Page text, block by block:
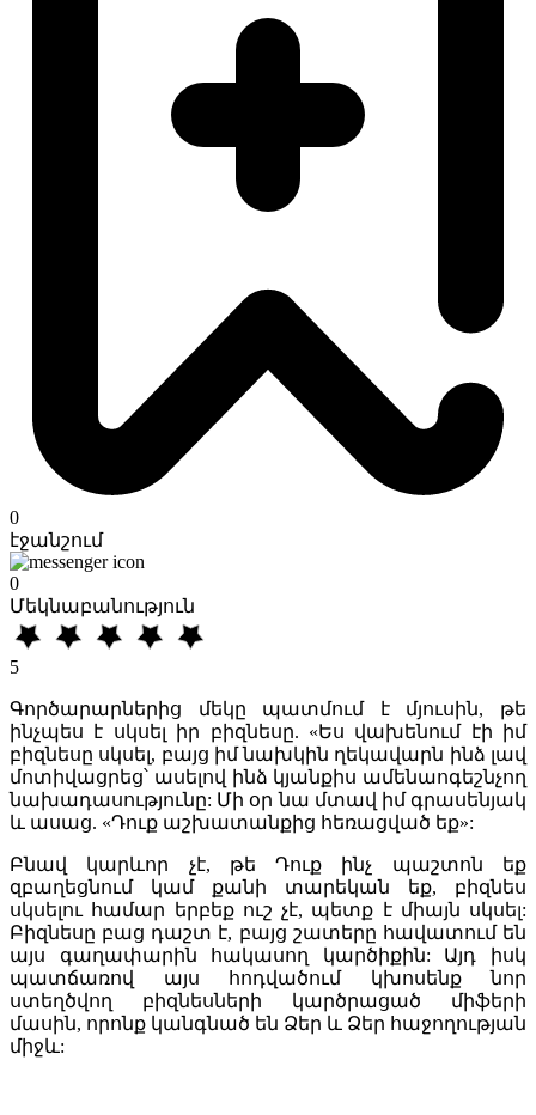
0
էջանշում
0
Մեկնաբանություն
5
Գործարարներից մեկը պատմում է մյուսին, թե
ինչպես է սկսել իր բիզնեսը. «Ես վախենում էի իմ
բիզնեսը սկսել, բայց իմ նախկին ղեկավարն ինձ լավ
մոտիվացրեց՝ ասելով ինձ կյանքիս ամենաոգեշնչող
նախադասությունը: Մի օր նա մտավ իմ գրասենյակ
և ասաց. «Դուք աշխատանքից հեռացված եք»:
Բնավ կարևոր չէ, թե Դուք ինչ պաշտոն եք
զբաղեցնում կամ քանի տարեկան եք, բիզնես
սկսելու համար երբեք ուշ չէ, պետք է միայն սկսել:
Բիզնեսը բաց դաշտ է, բայց շատերը հավատում են
այս գաղափարին հակասող կարծիքին: Այդ իսկ
պատճառով այս հոդվածում կխոսենք նոր
ստեղծվող բիզնեսների կարծրացած միֆերի
մասին, որոնք կանգնած են Ձեր և Ձեր հաջողության
միջև: